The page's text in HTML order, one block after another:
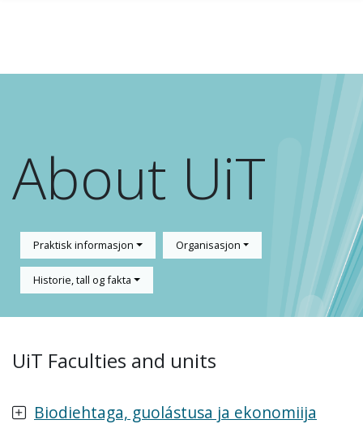
About UiT
Praktisk informasjon Organisasjon
Historie, tall og fakta
UiT Faculties and units
Biodiehtaga, guolástusa ja ekonomiija